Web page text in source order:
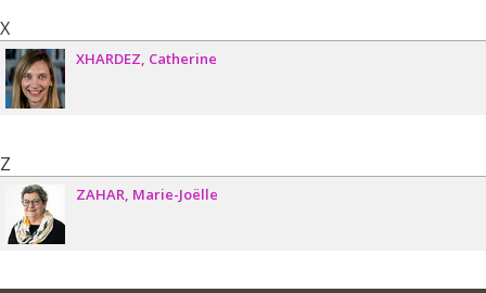
X
XHARDEZ Catherine
Z
ZAHAR Marie-Joëlle